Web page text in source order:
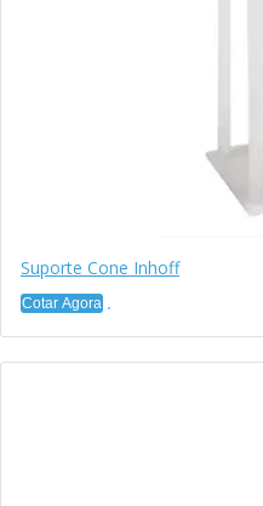
Suporte Cone Inhoff
Cotar Agora